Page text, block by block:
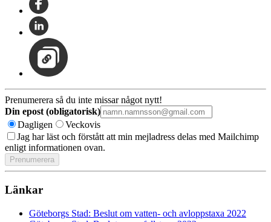
Prenumerera så du inte missar något nytt!
Din epost (obligatorisk)
Dagligen
Veckovis
Jag har läst och förstått att min mejladress delas med Mailchimp
enligt informationen ovan.
Länkar
Göteborgs Stad: Beslut om vatten- och avloppstaxa 2022